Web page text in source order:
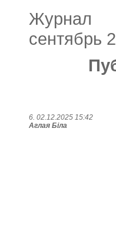
Журнал
сентябрь
6. 02.12.2025 15:42
Аглая Біла